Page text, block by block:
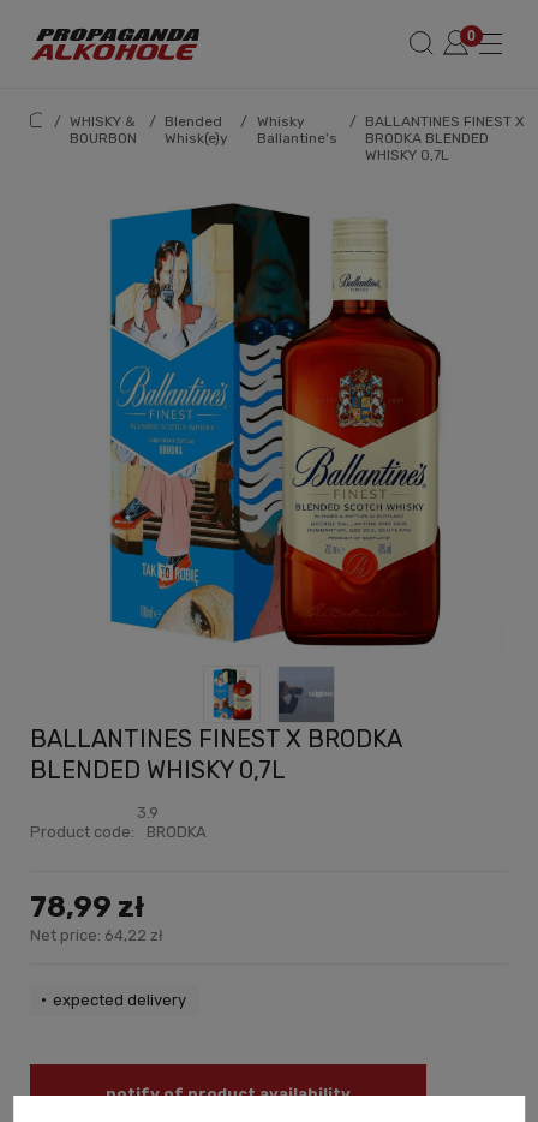
/ WHISKY &
BOURBON
/ Blended
Whisk(e)y
/ Whisky
Ballantine's
/
BALLANTINES FINEST X
BRODKA BLENDED
WHISKY 0,7L
BALLANTINES FINEST X BRODKA
BLENDED WHISKY 0,7L
3.9
Product code:
BRODKA
78,99 zł
Net price: 64,22 zł
expected delivery
notify of product availability